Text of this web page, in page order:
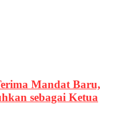
Mandat Baru,
sebagai Ketua